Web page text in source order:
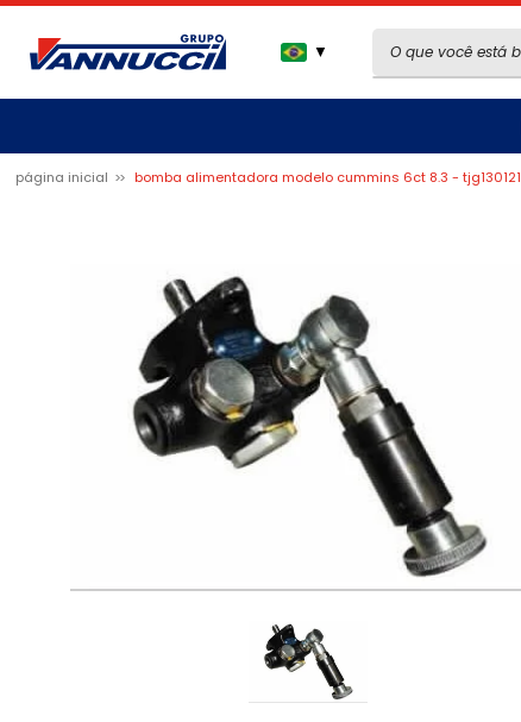
▼
página inicial bomba alimentadora modelo cummins 6ct 8.3 - tjg130121